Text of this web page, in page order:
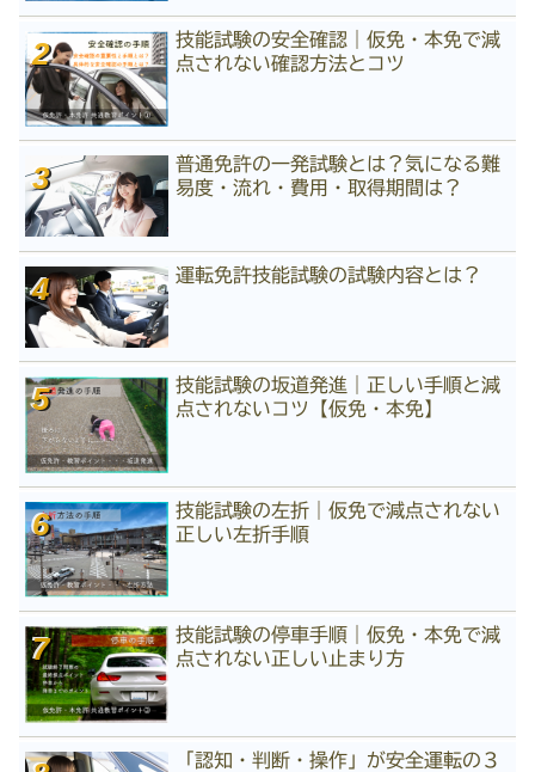
技能試験の安全確認｜仮免・本免で減
点されない確認方法とコツ
普通免許の一発試験とは？気になる難
易度・流れ・費用・取得期間は？
運転免許技能試験の試験内容とは？
技能試験の坂道発進｜正しい手順と減
点されないコツ【仮免・本免】
技能試験の左折｜仮免で減点されない
正しい左折手順
技能試験の停車手順｜仮免・本免で減
点されない正しい止まり方
「認知・判断・操作」が安全運転の３